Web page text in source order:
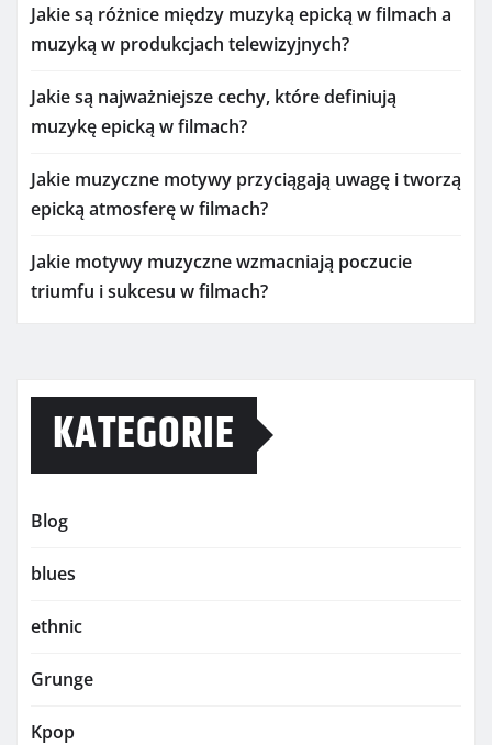
Jakie są różnice między muzyką epicką w filmach a
muzyką w produkcjach telewizyjnych?
Jakie są najważniejsze cechy, które definiują
muzykę epicką w filmach?
Jakie muzyczne motywy przyciągają uwagę i tworzą
epicką atmosferę w filmach?
Jakie motywy muzyczne wzmacniają poczucie
triumfu i sukcesu w filmach?
KATEGORIE
Blog
blues
ethnic
Grunge
Kpop